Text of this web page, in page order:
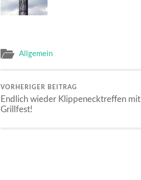
Allgemein
VORHERIGER BEITRAG
Endlich wieder Klippenecktreffen mit
Grillfest!